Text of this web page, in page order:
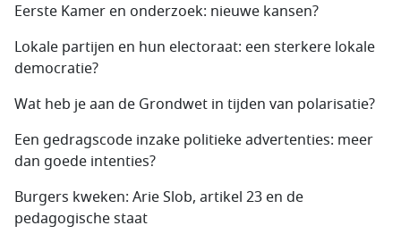
Eerste Kamer en onderzoek: nieuwe kansen?
Lokale partijen en hun electoraat: een sterkere lokale
democratie?
Wat heb je aan de Grondwet in tijden van polarisatie?
Een gedragscode inzake politieke advertenties: meer
dan goede intenties?
Burgers kweken: Arie Slob, artikel 23 en de
pedagogische staat